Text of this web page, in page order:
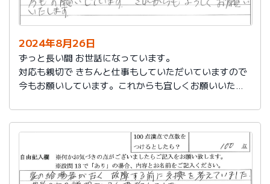
2024年8月26日
ずっと長い間 お世話になっています。
対応も親切で きちんと仕事もしていただいていますので
今もお願いしています。これからも宜しくお願いいたし